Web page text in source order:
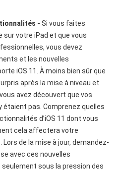
- Si vous faites
votre iPad et que vous
vous devez
et les nouvelles
iOS 11. À moins bien sûr que
après la mise à niveau et
avez découvert que vos
étaient pas. Comprenez quelles
d’iOS 11 dont vous
cela affectera votre
de la mise à jour, demandez-
avec ces nouvelles
sous la pression des